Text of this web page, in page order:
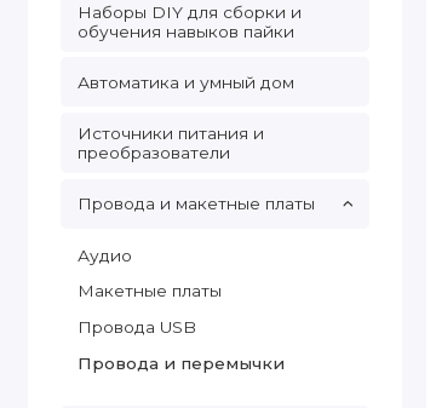
Наборы DIY для сборки и
обучения навыков пайки
Автоматика и умный дом
Источники питания и
преобразователи
Провода и макетные платы
Аудио
Макетные платы
Провода USB
Провода и перемычки